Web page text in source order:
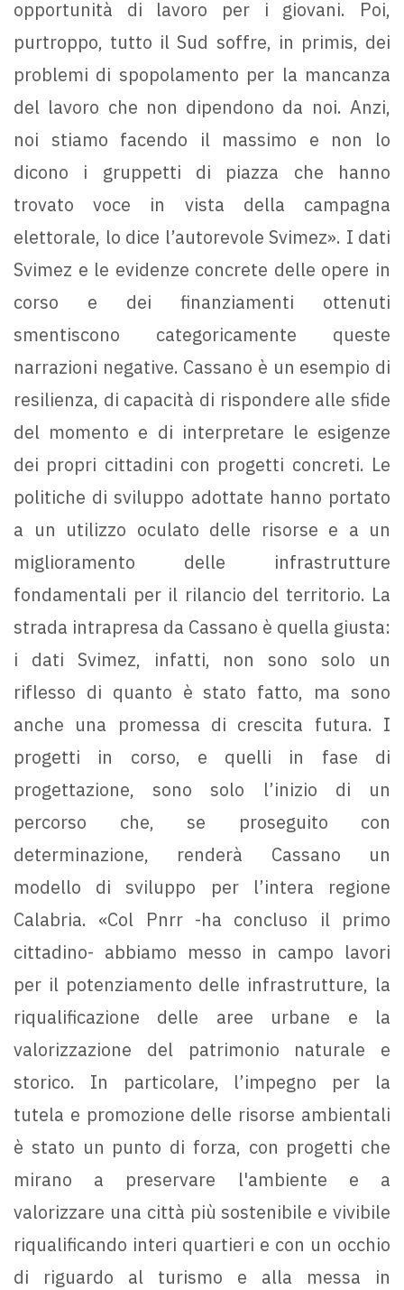
opportunità di lavoro per i giovani. Poi,
purtroppo, tutto il Sud soffre, in primis, dei
problemi di spopolamento per la mancanza
del lavoro che non dipendono da noi. Anzi,
noi stiamo facendo il massimo e non lo
dicono i gruppetti di piazza che hanno
trovato voce in vista della campagna
elettorale, lo dice l’autorevole Svimez». I dati
Svimez e le evidenze concrete delle opere in
corso e dei finanziamenti ottenuti
smentiscono categoricamente queste
narrazioni negative. Cassano è un esempio di
resilienza, di capacità di rispondere alle sfide
del momento e di interpretare le esigenze
dei propri cittadini con progetti concreti. Le
politiche di sviluppo adottate hanno portato
a un utilizzo oculato delle risorse e a un
miglioramento delle infrastrutture
fondamentali per il rilancio del territorio. La
strada intrapresa da Cassano è quella giusta:
i dati Svimez, infatti, non sono solo un
riflesso di quanto è stato fatto, ma sono
anche una promessa di crescita futura. I
progetti in corso, e quelli in fase di
progettazione, sono solo l’inizio di un
percorso che, se proseguito con
determinazione, renderà Cassano un
modello di sviluppo per l’intera regione
Calabria. «Col Pnrr -ha concluso il primo
cittadino- abbiamo messo in campo lavori
per il potenziamento delle infrastrutture, la
riqualificazione delle aree urbane e la
valorizzazione del patrimonio naturale e
storico. In particolare, l’impegno per la
tutela e promozione delle risorse ambientali
è stato un punto di forza, con progetti che
mirano a preservare l'ambiente e a
valorizzare una città più sostenibile e vivibile
riqualificando interi quartieri e con un occhio
di riguardo al turismo e alla messa in